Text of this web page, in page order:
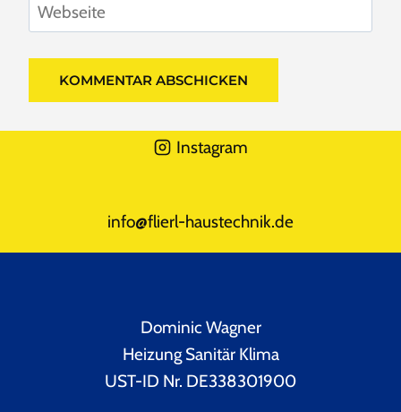
Webseite
Instagram
info@flierl-haustechnik.de
Dominic Wagner
Heizung Sanitär Klima
UST-ID Nr. DE338301900